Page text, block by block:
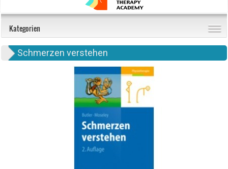
Kategorien
Schmerzen verstehen